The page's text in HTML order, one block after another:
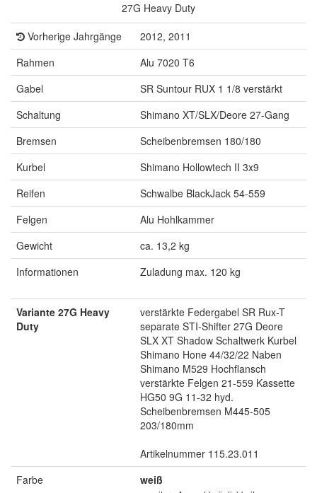
27G Heavy Duty
Vorherige Jahrgänge
2012, 2011
Rahmen
Alu 7020 T6
Gabel
SR Suntour RUX 1 1/8 verstärkt
Schaltung
Shimano XT/SLX/Deore 27-Gang
Bremsen
Scheibenbremsen 180/180
Kurbel
Shimano Hollowtech II 3x9
Reifen
Schwalbe BlackJack 54-559
Felgen
Alu Hohlkammer
Gewicht
ca. 13,2 kg
Informationen
Zuladung max. 120 kg
Variante 27G Heavy
Duty
verstärkte Federgabel SR Rux-T
separate STI-Shifter 27G Deore
SLX XT Shadow Schaltwerk Kurbel
Shimano Hone 44/32/22 Naben
Shimano M529 Hochflansch
verstärkte Felgen 21-559 Kassette
HG50 9G 11-32 hyd.
Scheibenbremsen M445-505
203/180mm
Artikelnummer 115.23.011
Farbe
weiß